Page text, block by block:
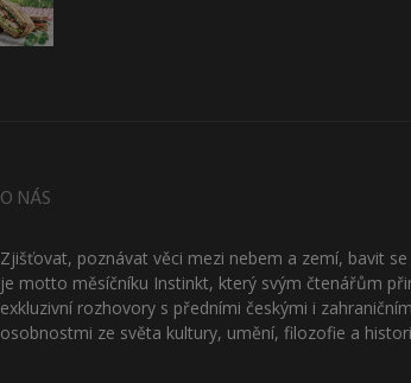
O NÁS
Zjišťovat, poznávat věci mezi nebem a zemí, bavit
je motto měsíčníku Instinkt, který svým čtenářům
exkluzivní rozhovory s předními českými i
osobnostmi ze světa kultury, umění, filozofie a